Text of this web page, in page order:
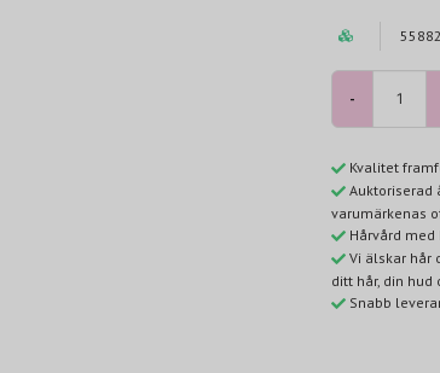
-
Kvalitet
Auktoriserad
varumärkenas
Hårvård
Vi älskar hår
ditt hår, din hud
Snabb